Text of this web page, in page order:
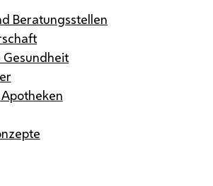
Beratungsstellen
Gesundheit